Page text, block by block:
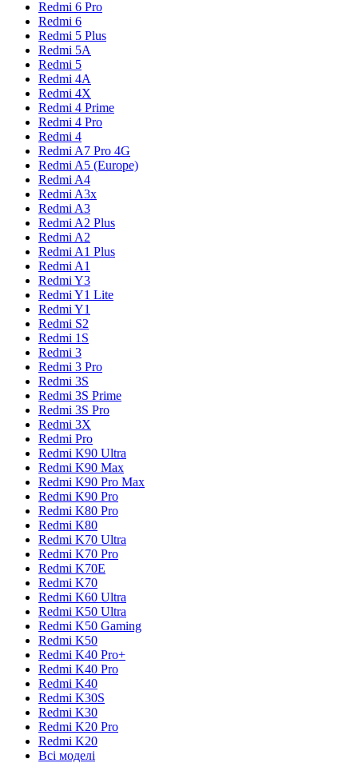
Redmi 6 Pro
Redmi 6
Redmi 5 Plus
Redmi 5A
Redmi 5
Redmi 4A
Redmi 4X
Redmi 4 Prime
Redmi 4 Pro
Redmi 4
Redmi A7 Pro 4G
Redmi A5 (Europe)
Redmi A4
Redmi A3x
Redmi A3
Redmi A2 Plus
Redmi A2
Redmi A1 Plus
Redmi A1
Redmi Y3
Redmi Y1 Lite
Redmi Y1
Redmi S2
Redmi 1S
Redmi 3
Redmi 3 Pro
Redmi 3S
Redmi 3S Prime
Redmi 3S Pro
Redmi 3X
Redmi Pro
Redmi K90 Ultra
Redmi K90 Max
Redmi K90 Pro Max
Redmi K90 Pro
Redmi K80 Pro
Redmi K80
Redmi K70 Ultra
Redmi K70 Pro
Redmi K70E
Redmi K70
Redmi K60 Ultra
Redmi K50 Ultra
Redmi K50 Gaming
Redmi K50
Redmi K40 Pro+
Redmi K40 Pro
Redmi K40
Redmi K30S
Redmi K30
Redmi K20 Pro
Redmi K20
Всі моделі